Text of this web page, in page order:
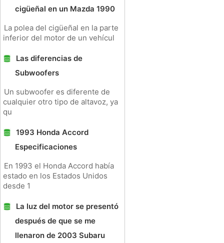
cigüeñal en un Mazda 1990
La polea del cigüeñal en la parte
inferior del motor de un vehícul
Las diferencias de
Subwoofers
Un subwoofer es diferente de
cualquier otro tipo de altavoz, ya
qu
1993 Honda Accord
Especificaciones
En 1993 el Honda Accord había
estado en los Estados Unidos
desde 1
La luz del motor se presentó
después de que se me
llenaron de 2003 Subaru